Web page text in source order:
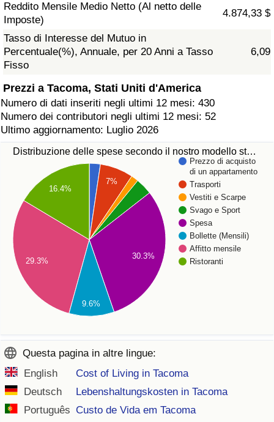
Reddito Mensile Medio Netto (Al netto delle
Imposte)
4.874,33 $
Tasso di Interesse del Mutuo in
Percentuale(%), Annuale, per 20 Anni a Tasso
Fisso
6,09
Prezzi a Tacoma, Stati Uniti d'America
Numero di dati inseriti negli ultimi 12 mesi: 430
Numero dei contributori negli ultimi 12 mesi: 52
Ultimo aggiornamento: Luglio 2026
Distribuzione delle spese secondo il nostro modello st…
Prezzo di acquisto
di un appartamento
Trasporti
Vestiti e Scarpe
Svago e Sport
Spesa
Bollette (Mensili)
Affitto mensile
Ristoranti
7%
30.3%
16.4%
29.3%
9.6%
Questa pagina in altre lingue:
English
Cost of Living in Tacoma
Deutsch
Lebenshaltungskosten in Tacoma
Português Custo de Vida em Tacoma